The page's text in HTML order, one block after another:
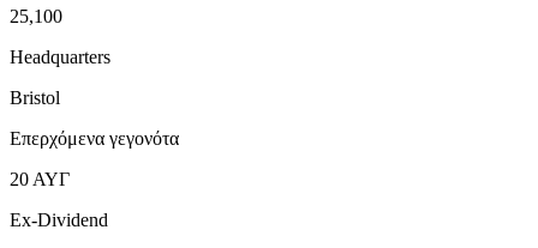
25,100
Headquarters
Bristol
Επερχόμενα γεγονότα
20 ΑΥΓ
Ex-Dividend